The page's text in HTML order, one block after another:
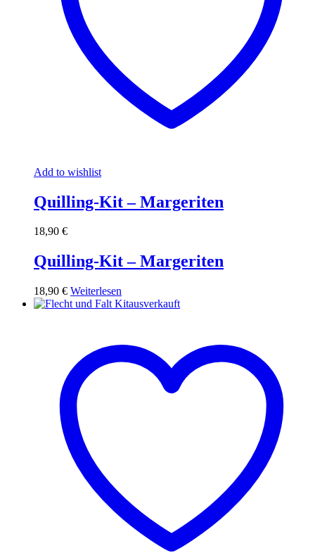
Add to wishlist
Quilling-Kit – Margeriten
18,90 €
Quilling-Kit – Margeriten
18,90 € Weiterlesen
ausverkauft